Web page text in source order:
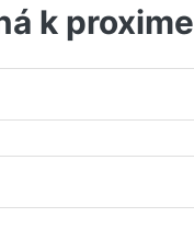
k proxime